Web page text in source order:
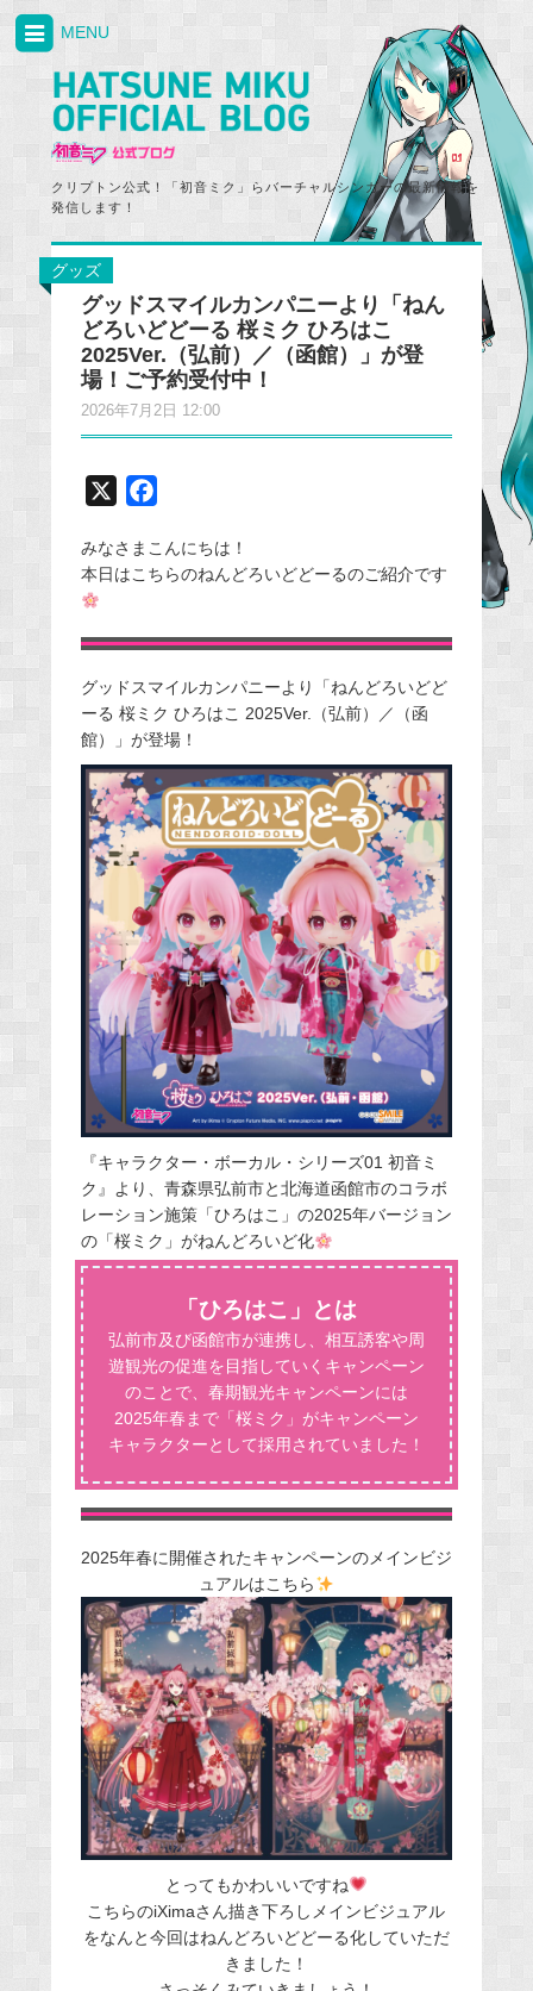
クリプトン公式！「初音ミク」らバーチャルシンガーの最新情報を
発信します！
MENU
グッズ
グッドスマイルカンパニーより「ねん
どろいどどーる 桜ミク ひろはこ
2025Ver.（弘前）／（函館）」が登
場！ご予約受付中！
2026年7月2日 12:00
c
e
o
k
みなさまこんにちは！
本日はこちらのねんどろいどどーるのご紹介です
グッドスマイルカンパニーより「ねんどろいどど
ーる 桜ミク ひろはこ 2025Ver.（弘前）／（函
館）」が登場！
『キャラクター・ボーカル・シリーズ01 初音ミ
ク』より、青森県弘前市と北海道函館市のコラボ
レーション施策「ひろはこ」の2025年バージョン
の「桜ミク」がねんどろいど化
「ひろはこ」とは
弘前市及び函館市が連携し、相互誘客や周
遊観光の促進を目指していくキャンペーン
のことで、春期観光キャンペーンには
2025年春まで「桜ミク」がキャンペーン
キャラクターとして採用されていました！
2025年春に開催されたキャンペーンのメインビジ
ュアルはこちら
とってもかわいいですね
こちらのiXimaさん描き下ろしメインビジュアル
をなんと今回はねんどろいどどーる化していただ
きました！